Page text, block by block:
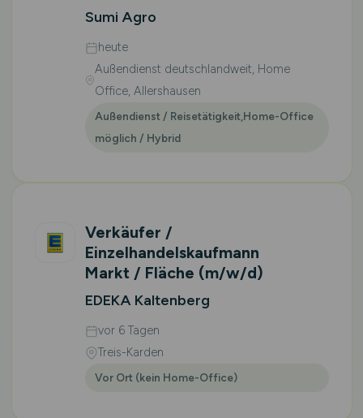
Sumi Agro
heute
Außendienst deutschlandweit, Home
Office, Allershausen
Außendienst / Reisetätigkeit,Home-Office
möglich / Hybrid
Verkäufer /
Einzelhandelskaufmann
Markt / Fläche (m/w/d)
EDEKA Kaltenberg
vor 6 Tagen
Treis-Karden
Vor Ort (kein Home-Office)